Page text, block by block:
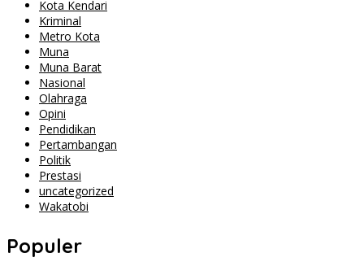
Kota Kendari
Kriminal
Metro Kota
Muna
Muna Barat
Nasional
Olahraga
Opini
Pendidikan
Pertambangan
Politik
Prestasi
uncategorized
Wakatobi
Populer